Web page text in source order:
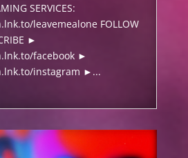
SERVICES:
leavemealone FOLLOW
►
facebook ►
instagram ►...